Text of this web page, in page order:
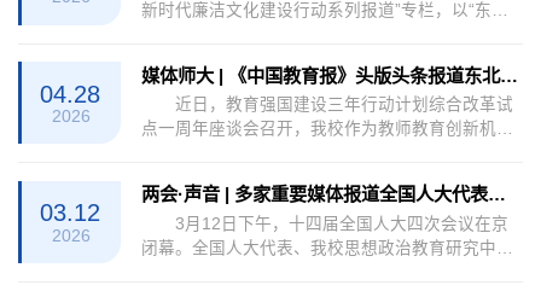
体系、共建一流导师团队等方面，介绍了四校打破
新时代廉洁文化建设行动系列报道”专栏，以“东北
设特色工作。附：报道链接
04.28
2026
媒体师大 | 《中国教育报》头版头条报道东北师大“教师教育创新机制改革试点”经验
近日，教育强国建设三年行动计划综合改革试
点一周年座谈会召开，我校作为教师教育创新机制
报》头版头条以《奏响“育人和弦” 培养未来教师》
为题，深度报道东北师大在健全高水平大学与师范
院校协同育人机制方面的创新经验。此前，教育部
03.12
2026
两会·声音 | 多家重要媒体报道全国人大代表、我校思想政治教育研究中心主任杨晓慧
3月12日下午，十四届全国人大四次会议在京
闭幕。全国人大代表、我校思想政治教育研究中心